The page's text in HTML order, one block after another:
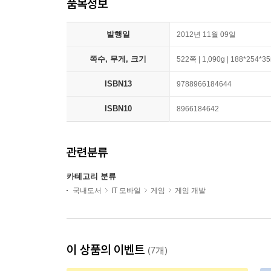
품목정보
발행일 2012년 11월 09일
쪽수, 무게, 크기 522쪽 | 1,090g |
ISBN13 9788966184644
ISBN10 8966184642
관련분류
카테고리 분류
국내도서 IT 모바일 게임 게임 개발
이 상품의 이벤트 (7개)